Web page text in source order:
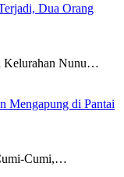
Dua Orang
Kelurahan Nunu…
Mengapung di Pantai
Cumi,…